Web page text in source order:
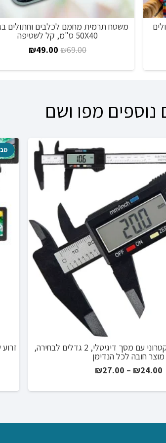
משטח תרמית מחמם לכלבים וחתולים
50X40 ס"מ, קל לשטיפה
₪69.00
המחיר₪49.00
המחיר
נוספים מפו ושם
מד מיקרומטר אלקטרוני עם מסך דיגיטלי, 2 גדלים לבחירה,
מוצר חובה לכל הנדימן
₪24.00
–
₪27.00
⁦₪27.00⁩
זרוע